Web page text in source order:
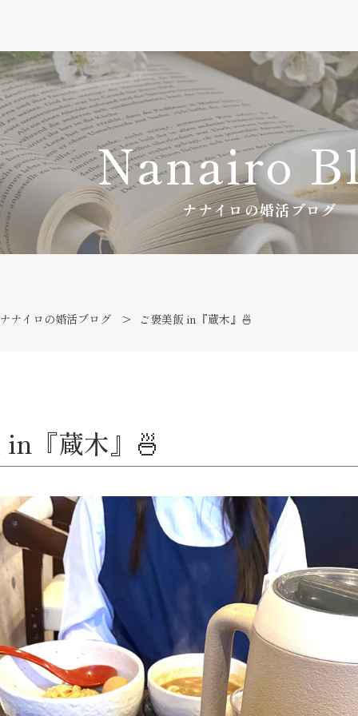
Nanairo
ナナイロの婚活ブログ
ナナイロの婚活ブログ ご褒美飯 in『蔵木』🍜
『蔵木』🍜